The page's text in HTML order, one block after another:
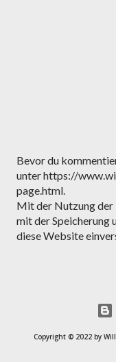
K
o
m
m
e
n
Bevor du
unter https://
page.html.
Mit der Nutzung
mit der Speicherung
diese Website
Copyright © 2022 by